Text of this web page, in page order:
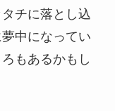
チに落とし込
中になってい
もあるかもし